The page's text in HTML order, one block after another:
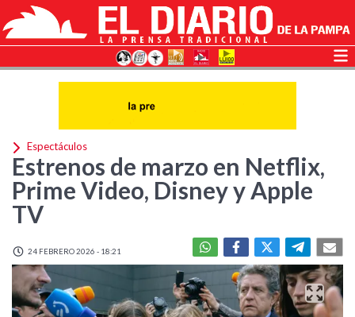
Espectáculos
Estrenos de marzo en Netflix,
Prime Video, Disney y Apple
TV
24 FEBRERO 2026 - 18:21